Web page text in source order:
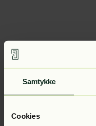
Samtykke
Cookies